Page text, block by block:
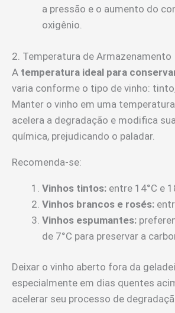
a pressão e o aumento do
oxigênio.
2. Temperatura de Armazenamento
A temperatura ideal para
varia conforme o tipo de vinho:
Manter o vinho em uma
acelera a degradação e modifica
química, prejudicando o paladar.
Recomenda-se:
Vinhos tintos: entre 14°C e
Vinhos brancos e rosés:
Vinhos espumantes:
de 7°C para preservar a
Deixar o vinho aberto fora da
especialmente em dias quentes
acelerar seu processo de